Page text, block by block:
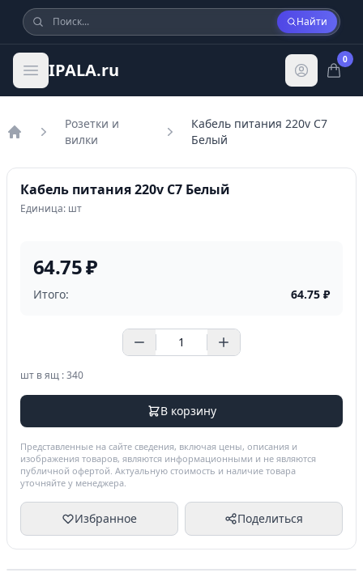
Найти
IPALA.ru
0
Розетки и
вилки
Кабель питания 220v С7
Белый
Кабель питания 220v С7 Белый
Единица: шт
64.75 ₽
Итого: 64.75 ₽
шт в ящ : 340
В корзину
Представленные на сайте сведения, включая цены, описания и
изображения товаров, являются информационными и не являются
публичной офертой. Актуальную стоимость и наличие товара
уточняйте у менеджера.
Избранное Поделиться